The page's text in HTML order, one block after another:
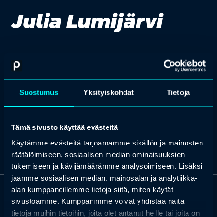
Suostumus Yksityiskohdat Tietoja
Tämä sivusto käyttää evästeitä
Käytämme evästeitä tarjoamamme sisällön ja mainosten
räätälöimiseen, sosiaalisen median ominaisuuksien
tukemiseen ja kävijämäärämme analysoimiseen. Lisäksi
jaamme sosiaalisen median, mainosalan ja analytiikka-
alan kumppaneillemme tietoja siitä, miten käytät
sivustoamme. Kumppanimme voivat yhdistää näitä
tietoja muihin tietoihin, joita olet antanut heille tai joita on
Julia Lumijärvi
Julia Lumijärvi (OTM, HLL) työskentelee Kuluttajaliitossa sote-
juristina. Työssään Julia kouluttaa potilaan oikeuksista ja antaa
lakineuvontaa. Aiemmin Julia on työskennellyt eri työtehtävissä
terveydenhuollon organisaatioissa ja hänellä on kokemusta myös
OTA YHTEYTTÄ
Keilaranta 1 A, 02150 Espoo